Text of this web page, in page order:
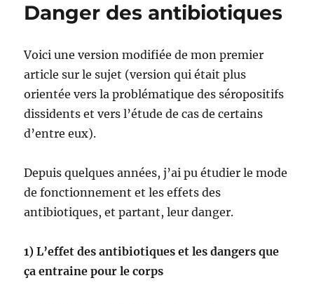
Danger des antibiotiques
Voici une version modifiée de mon premier
article sur le sujet (version qui était plus
orientée vers la problématique des séropositifs
dissidents et vers l’étude de cas de certains
d’entre eux).
Depuis quelques années, j’ai pu étudier le mode
de fonctionnement et les effets des
antibiotiques, et partant, leur danger.
1) L’effet des antibiotiques et les dangers que
ça entraine pour le corps